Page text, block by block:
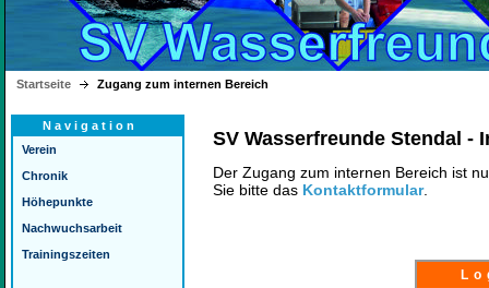
Startseite Zugang zum internen Bereich
Navigation
Verein
Chronik
Höhepunkte
Nachwuchsarbeit
Trainingszeiten
SV Wasserfreunde Stendal -
Der Zugang zum internen Bereich ist
Sie bitte das Kontaktformular.